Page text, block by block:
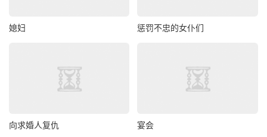
媳妇 惩罚不忠的女仆们
向求婚人复仇 宴会